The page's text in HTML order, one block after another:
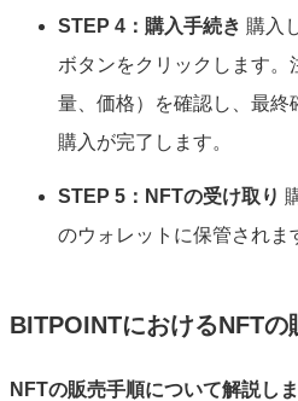
STEP 4：購入手続き 購入
ボタンをクリックします
量、価格）を確認し、最
購入が完了します。
STEP 5：NFTの受け取り
のウォレットに保管されま
BITPOINTにおけるNFTの
NFTの販売手順について解説しま